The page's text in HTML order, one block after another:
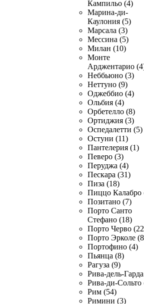
Кампильо (4)
Марина-ди-
Каулония (5)
Марсала (3)
Мессина (5)
Милан (10)
Монте
Арджентарио
Неббьюно (3)
Неттуно (9)
Оджеббио (4)
Ольбия (4)
Орбетелло (8)
Ортиджия (3)
Оспедалетти (5)
Остуни (11)
Пантелерия (1)
Певеро (3)
Перуджа (4)
Пескара (31)
Пиза (18)
Пиццо Калабро
Позитано (7)
Порто Санто
Стефано (18)
Порто Черво
Порто Эрколе
Портофино (4)
Пьянца (8)
Рагуза (9)
Рива-дель-
Рива-ди-Сольто
Рим (54)
Римини (3)